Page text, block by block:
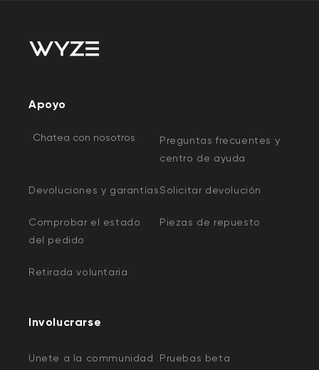
Apoyo
Chatea con nosotros
Preguntas frecuentes y
centro de ayuda
Devoluciones y garantíasSolicitar devolución
Comprobar el estado
del pedido
Piezas de repuesto
Retirada voluntaria
Involucrarse
Unete a la communidad Pruebas beta